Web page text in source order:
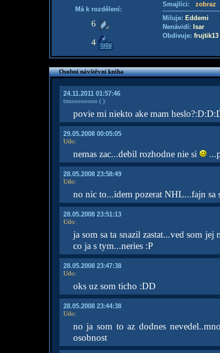
Má k rozdělení:
6
4
Smajlíci: zobraz
Miluje: Eddemi
Nenávidí: Isar
Obdivuje: frujtik13
Osobní návštěvní kniha
24.11.2011 01:57:46
tmoooooooo ( ):
povie mi niekto ake mam
29.05.2008 00:05:05
Udo:
nemas zac...debil rozhodne nie si
28.05.2008 23:58:49
Udo:
no nic to...idem pozerat NHL...fajn sa
28.05.2008 23:51:13
Udo:
ja som sa ta snazil zastat...ved som jej
co ja s tym...neries :P
28.05.2008 23:47:38
Udo:
oks uz som ticho :DD
28.05.2008 23:44:38
Udo:
no ja som to az dodnes
osobnost